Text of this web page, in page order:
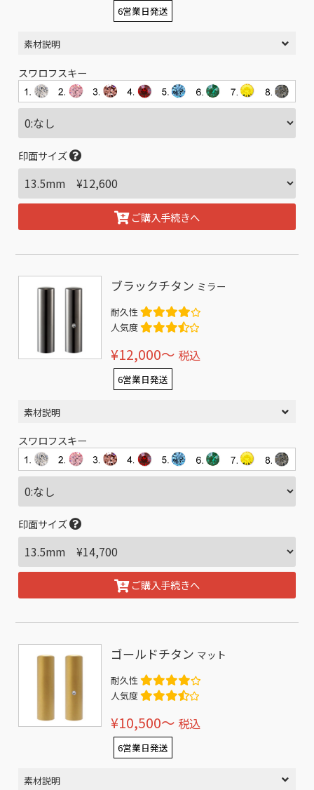
6営業日発送
素材説明
スワロフスキー
印面サイズ
ご購入手続きへ
ブラックチタン ミラー
耐久性
人気度
¥12,000〜 税込
6営業日発送
素材説明
スワロフスキー
印面サイズ
ご購入手続きへ
ゴールドチタン マット
耐久性
人気度
¥10,500〜 税込
6営業日発送
素材説明